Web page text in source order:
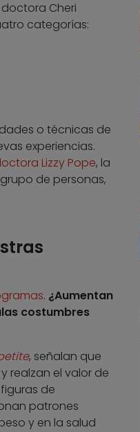
Cheri
categorías:
o técnicas de
experiencias.
Lizzy Pope, la
de personas,
. ¿Aumentan
costumbres
, señalan que
realzan el valor de
de
patrones
y en la salud